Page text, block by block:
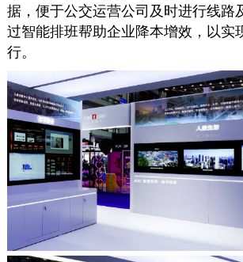
据，便于公交运营公司及时进行线路
过智能排班帮助企业降本增效，以实
行。